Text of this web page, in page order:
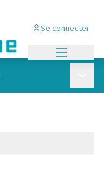
Se connecter